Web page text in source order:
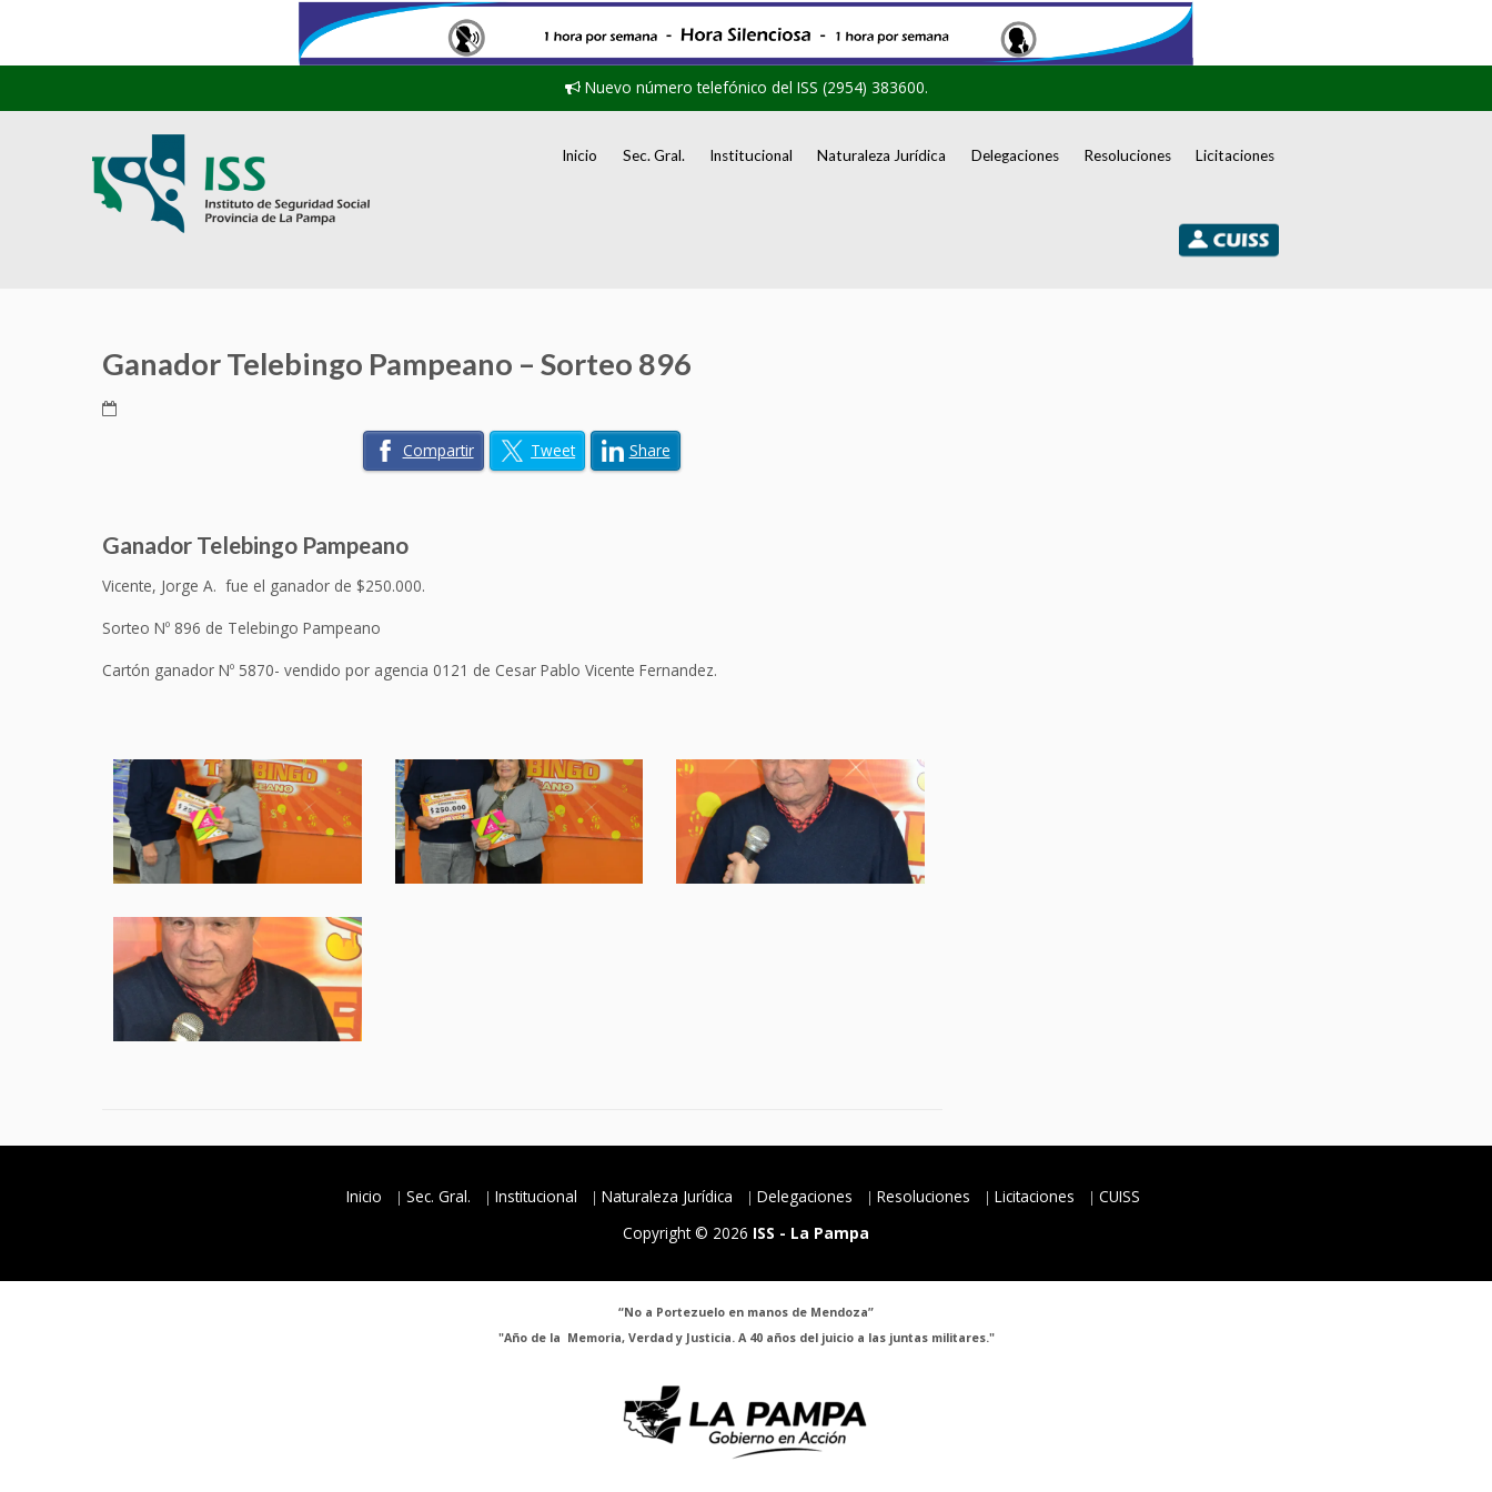
Nuevo número telefónico del ISS (2954) 383600.
Inicio Sec. Gral. Institucional Naturaleza Jurídica Delegaciones Resoluciones Licitaciones
Ganador Telebingo Pampeano – Sorteo 896
Compartir Tweet Share
Ganador Telebingo Pampeano
Vicente, Jorge A. fue el ganador de $250.000.
Sorteo Nº 896 de Telebingo Pampeano
Cartón ganador Nº 5870- vendido por agencia 0121 de Cesar Pablo Vicente Fernandez.
Inicio Sec. Gral. Institucional Naturaleza Jurídica Delegaciones Resoluciones Licitaciones
CUISS
Copyright © 2026 ISS - La Pampa
“No a Portezuelo en manos de Mendoza”
"Año de la Memoria, Verdad y Justicia. A 40 años del juicio a las juntas militares."